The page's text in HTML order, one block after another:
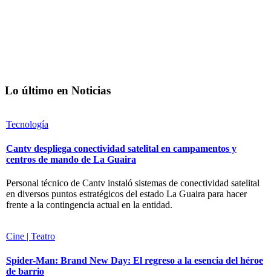
Lo último en Noticias
Tecnología
Cantv despliega conectividad satelital en campamentos y
centros de mando de La Guaira
Personal técnico de Cantv instaló sistemas de conectividad satelital
en diversos puntos estratégicos del estado La Guaira para hacer
frente a la contingencia actual en la entidad.
Cine | Teatro
Spider-Man: Brand New Day: El regreso a la esencia del héroe
de barrio